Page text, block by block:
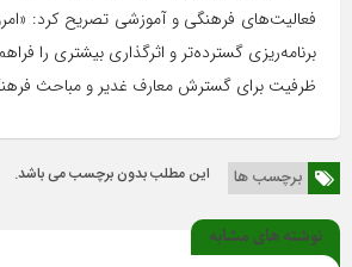
فعالیت‌های فرهنگی و آموزشی تصریح کرد:
برنامه‌ریزی گسترده‌تر و اثرگذاری بیشتری را
ظرفیت برای گسترش معارف غدیر و مباحث
برچسب ها این مطلب بدون برچسب می باشد.
نوشته های مشابه